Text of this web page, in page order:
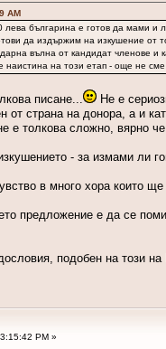
AM
лева българина е готов да мами
да издържим на изкушение
вълна от кандидат членове
наистина на този етап - още не
писане...
Не е
от страна на донора, а и
е толкова сложно, вярно
- за измами ли
в много хора които
предложение е да се
подобен на този
PM »